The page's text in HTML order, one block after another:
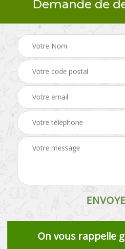
Demande de
On vous rappelle